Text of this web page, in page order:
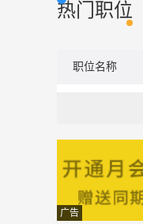
热门职位
职位名称
广告